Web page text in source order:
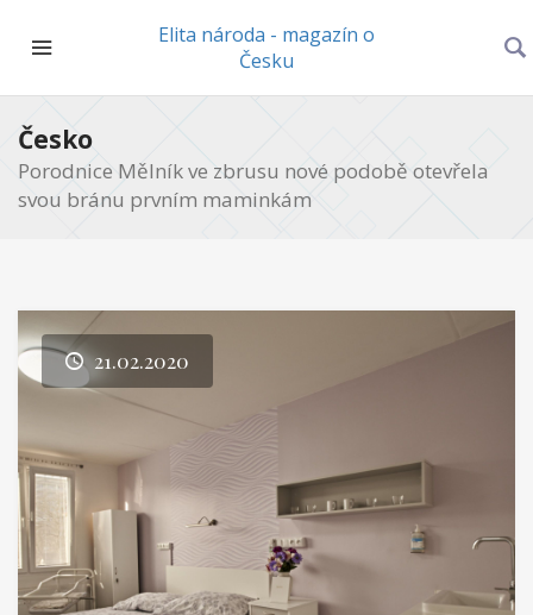
Elita národa - magazín o
Česku
Česko
Porodnice Mělník ve zbrusu nové podobě otevřela
svou bránu prvním maminkám
21.02.2020